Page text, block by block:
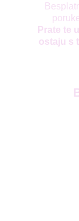
Prate te
ostaju s